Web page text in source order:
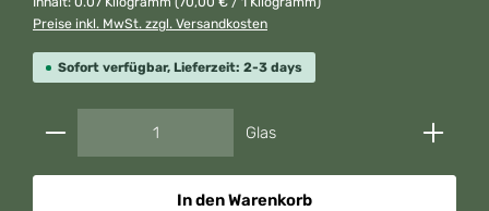
Preise inkl. MwSt. zzgl. Versandkosten
Sofort verfügbar, Lieferzeit: 2-3 days
Produkt Anzahl: Gib den gewünschten Wert
Glas
In den Warenkorb